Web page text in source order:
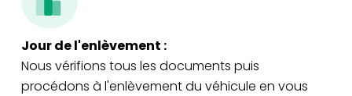
Jour de l'enlèvement :
Nous vérifions tous les documents puis
procédons à l'enlèvement du véhicule en vous